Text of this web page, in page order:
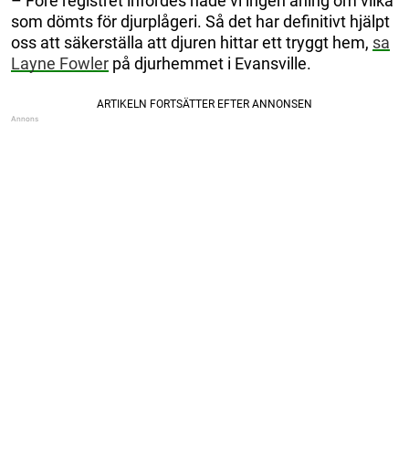
som dömts för djurplågeri. Så det har definitivt hjälpt
oss att säkerställa att djuren hittar ett tryggt hem, sa
Layne Fowler på djurhemmet i Evansville.